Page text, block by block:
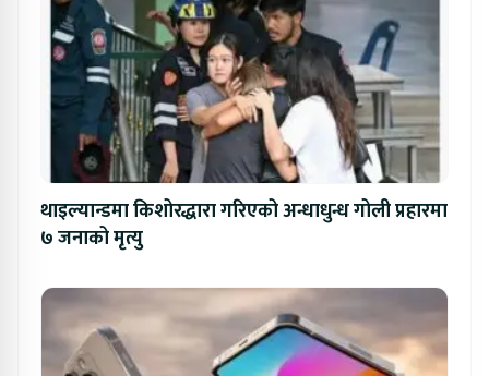
थाइल्यान्डमा किशोरद्धारा गरिएको अन्धाधुन्ध गोली प्रहारमा
७ जनाको मृत्यु